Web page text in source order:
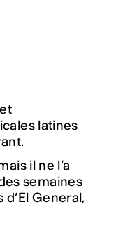
latines
il ne l’a
semaines
General,